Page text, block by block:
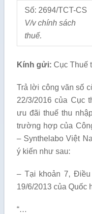
Số: 2694/TCT-CS
V/v chính sách
thuế.
Kính gửi: Cục Thuế
Trả lời công văn số
22/3/2016 của Cục
ưu đãi thuế thu
trường hợp của
– Synthelabo Việt
ý kiến như sau:
– Tại khoản 7, Điều
19/6/2013 của Quốc
“…